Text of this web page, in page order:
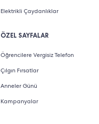
Elektrikli Çaydanlıklar
ÖZEL SAYFALAR
Öğrencilere Vergisiz Telefon
Çılgın Fırsatlar
Anneler Günü
Kampanyalar